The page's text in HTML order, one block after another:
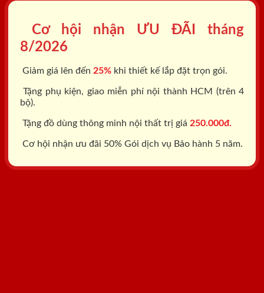
Cơ hội nhận ƯU ĐÃI tháng
8/2026
Giảm giá lên đến 25% khi thiết kế lắp đặt trọn gói.
Tặng phụ kiện, giao miễn phí nội thành HCM (trên 4
bộ).
Tặng đồ dùng thông minh nội thất trị giá 250.000đ.
Cơ hội nhận ưu đãi 50% Gói dịch vụ Bảo hành 5 năm.